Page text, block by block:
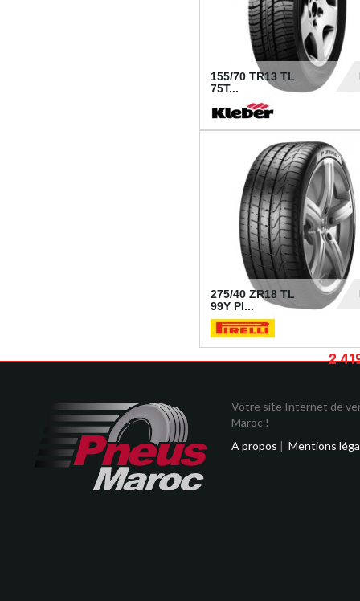
155/70 TR13 TL
75T...
275/40 ZR18 TL
99Y PI...
2
Votre site Internet de
Maroc !
A propos | Mentions